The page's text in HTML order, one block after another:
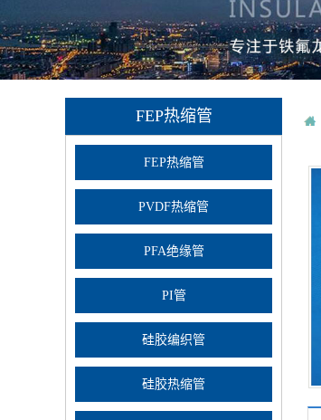
FEP热缩管
FEP热缩管
PVDF热缩管
PFA绝缘管
PI管
硅胶编织管
硅胶热缩管